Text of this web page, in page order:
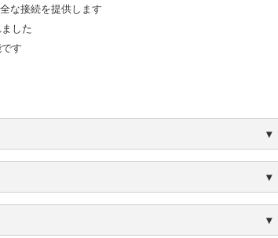
な接続を提供します
した
す